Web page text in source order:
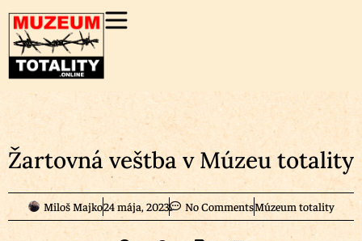
Žartovná veštba v Múzeu totality
Miloš Majko24 mája, 2023 No CommentsMúzeum totality